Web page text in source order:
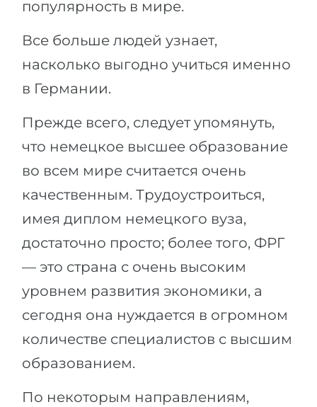
Портфолио
ГЕОГРАФИЯ
Земли
Города
ПРОФЕССИИ
Профессии
Специальности
Примеры вакансий
КАРЬЕРНОЕ ОРИЕНТИРОВАНИЕ
Тест Голланда
Тест Карта Интересов
Тест RIASEC
Успехна
1 курса
2-3 курса
Бакалавриата
Магистратуры
Физика
Менеджмент
Другая специальность
ПОСТУПАЕМ ИЗ...
Россия
Украина
Казахстан
Азербайджан
Армения
популярность в мире.
Все больше людей узнает,
насколько выгодно учиться именно
в Германии.
Прежде всего, следует упомянуть,
что немецкое высшее образование
во всем мире считается очень
качественным. Трудоустроиться,
имея диплом немецкого вуза,
достаточно просто; более того, ФРГ
— это страна с очень высоким
уровнем развития экономики, а
сегодня она нуждается в огромном
количестве специалистов с высшим
образованием.
По некоторым направлениям,